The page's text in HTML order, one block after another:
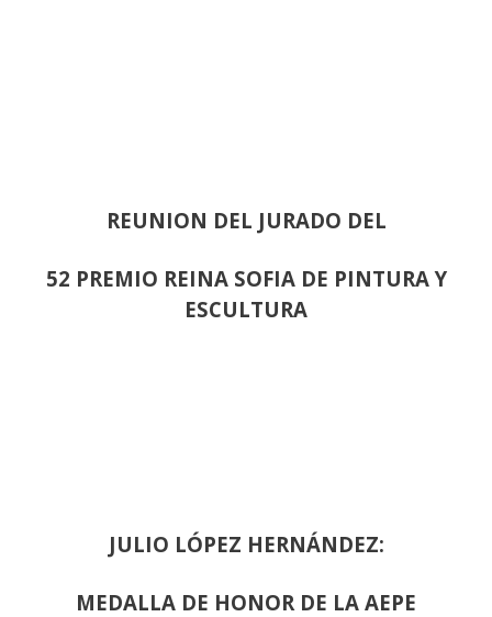
REUNION DEL JURADO DEL
52 PREMIO REINA SOFIA DE PINTURA Y
ESCULTURA
JULIO LÓPEZ HERNÁNDEZ:
MEDALLA DE HONOR DE LA AEPE